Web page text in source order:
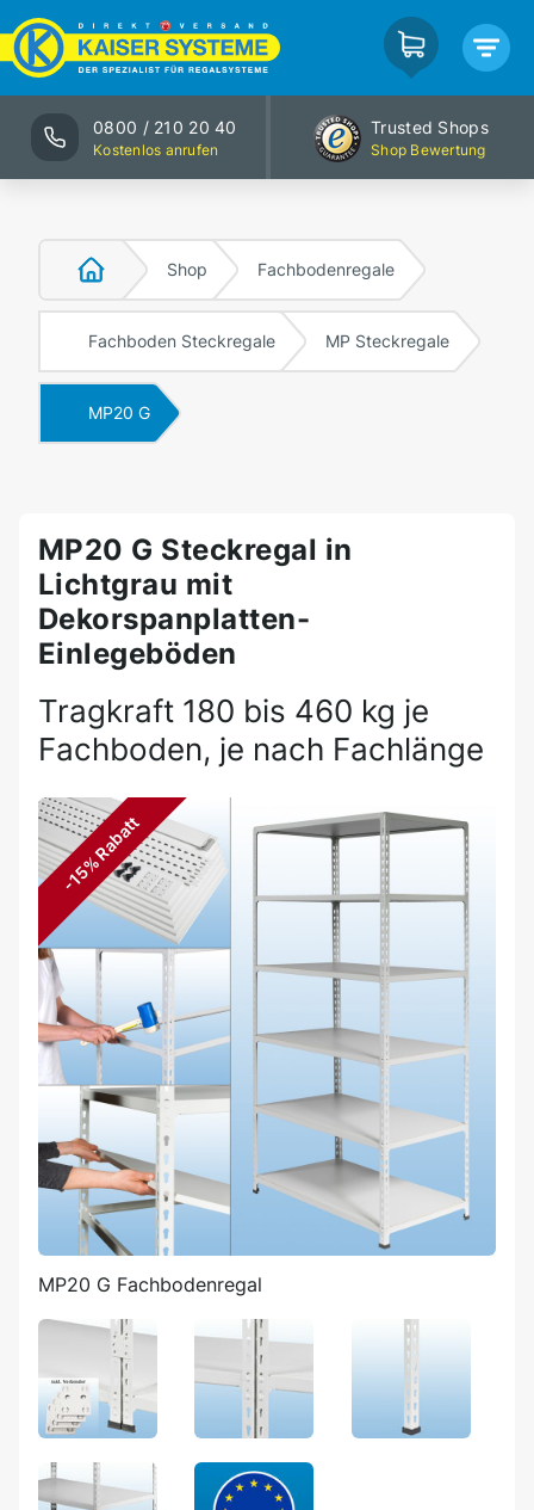
0800 / 210 20 40
Kostenlos anrufen
Trusted Shops
Shop Bewertung
Shop Fachbodenregale
Fachboden Steckregale MP Steckregale
MP20 G
MP20 G Steckregal in
Lichtgrau mit
Dekorspanplatten-
Einlegeböden
Tragkraft 180 bis 460 kg je
Fachboden, je nach Fachlänge
-15% Rabatt
MP20 G Fachbodenregal